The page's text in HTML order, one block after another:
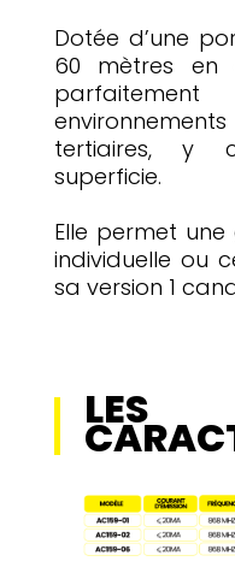
Dotée d’une
60 mètres en
tertiaires, y
superficie.
Elle permet
individuelle ou
sa version 1
LES